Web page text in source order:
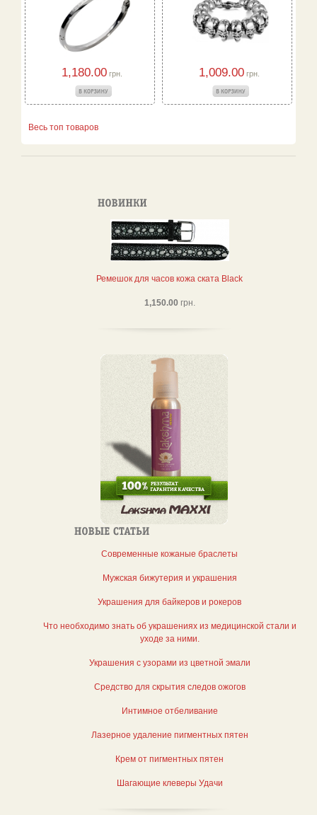
1,180.00грн. 1,009.00грн.
Весь топ товаров
Ремешок для часов кожа ската Black
1,150.00 грн.
Современные кожаные браслеты
Мужская бижутерия и украшения
Украшения для байкеров и рокеров
Что необходимо знать об украшениях из медицинской стали и
уходе за ними.
Украшения с узорами из цветной эмали
Средство для скрытия следов ожогов
Интимное отбеливание
Лазерное удаление пигментных пятен
Крем от пигментных пятен
Шагающие клеверы Удачи